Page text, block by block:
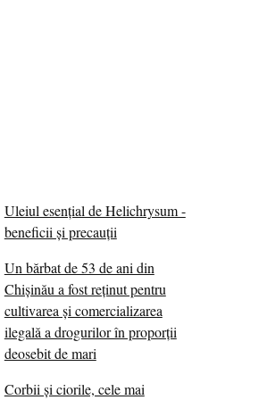
Uleiul esențial de Helichrysum -
beneficii și precauții
Un bărbat de 53 de ani din
Chișinău a fost reținut pentru
cultivarea și comercializarea
ilegală a drogurilor în proporții
deosebit de mari
Corbii şi ciorile, cele mai